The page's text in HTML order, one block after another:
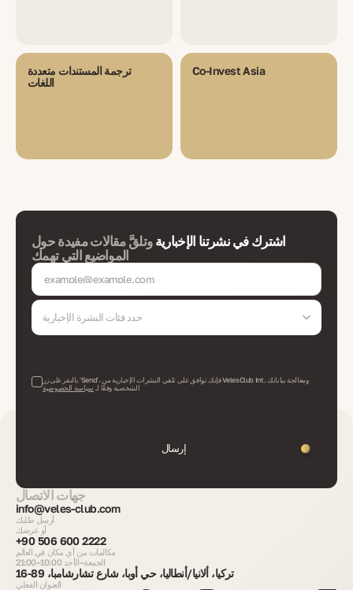
ترجمة المستندات متعددة
اللغات
Co-Invest Asia
اشترك في نشرتنا الإخباريةوتلقَّ مقالات مفيدة حول
المواضيع التي تهمك
حدد فئات النشرة الإخبارية
بالنقر على زر 'Send'، فإنك توافق على تلقي النشرات الإخبارية من VelesClub Int. ومعالجة بياناتك
الشخصية وفقًا لـ سياسة الخصوصية
إرسال
جهات الاتصال
info@veles-club.com
أرسل طلبك
أو عرضك
+90 506 600 2222
مكالمات من أي مكان في العالم
الجمعة–الأحد 10:00–21:00
تركيا، ألانيا/أنطاليا، حي أوبا، شارع تشارشامبا، 89-16
العنوان الفعلي